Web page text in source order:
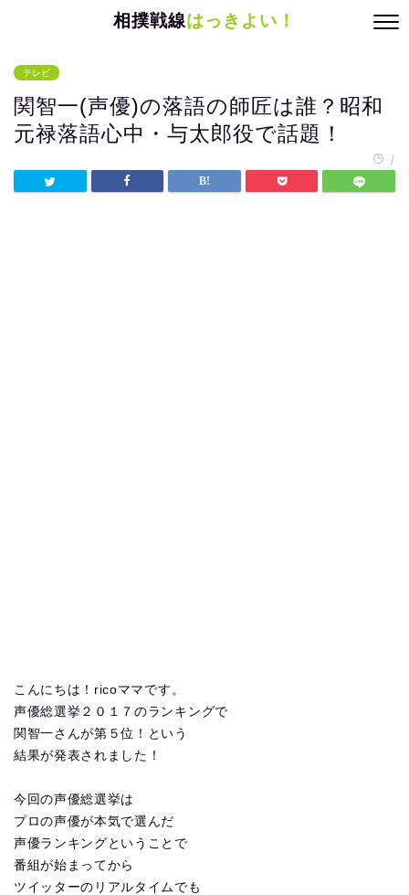
相撲戦線はっきよい！
テレビ
関智一(声優)の落語の師匠は誰？昭和
元禄落語心中・与太郎役で話題！
/
こんにちは！ricoママです。
声優総選挙２０１７のランキングで
関智一さんが第５位！という
結果が発表されました！
今回の声優総選挙は
プロの声優が本気で選んだ
声優ランキングということで
番組が始まってから
ツイッターのリアルタイムでも